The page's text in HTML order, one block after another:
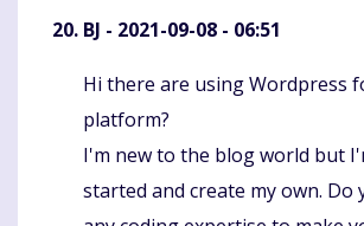
BJ - 2021-09-08 - 06:51
Komentaras
Hi there are using Wordpress
platform?
I'm new to the blog world but
started and create my own. Do